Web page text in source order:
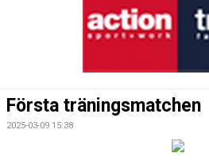
TRUPPEN
Första träningsmatchen
2025-03-09 15:38